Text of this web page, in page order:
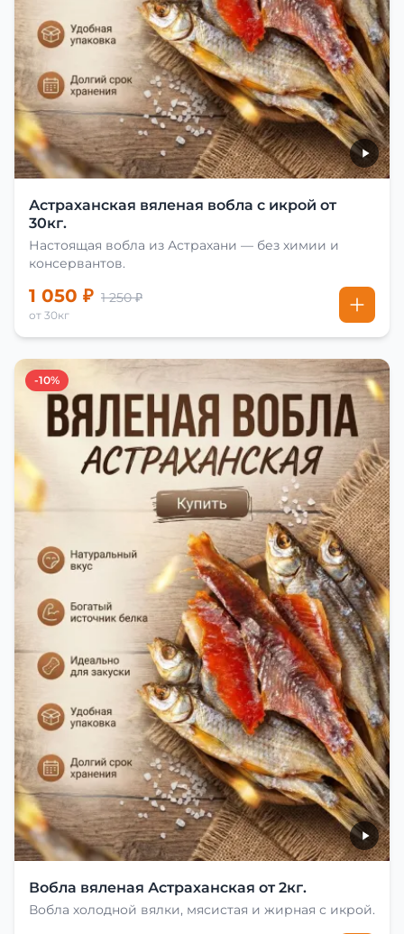
Астраханская вяленая вобла с икрой от
30кг.
Настоящая вобла из Астрахани — без химии и
консервантов.
1 050 ₽ 1 250 ₽
от 30кг
-10%
Вобла вяленая Астраханская от 2кг.
Вобла холодной вялки, мясистая и жирная с икрой.